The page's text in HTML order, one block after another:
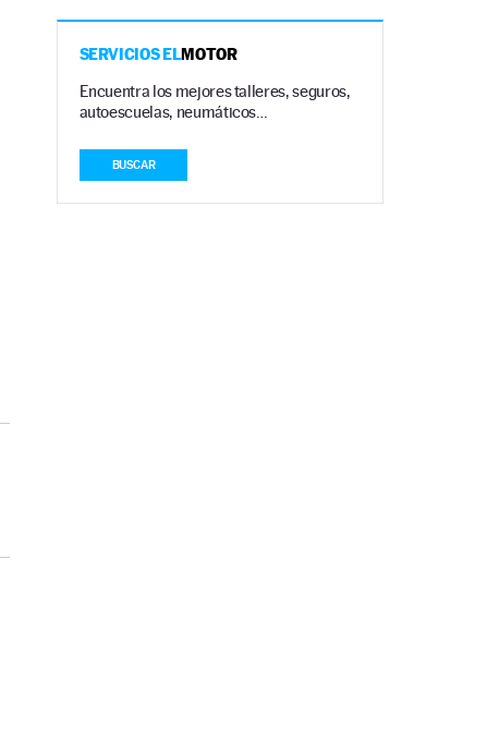
SERVICIOS ELMOTOR
Encuentra los mejores talleres, seguros,
autoescuelas, neumáticos…
BUSCAR